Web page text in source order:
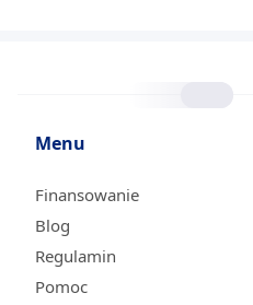
Menu
Finansowanie
Blog
Regulamin
Pomoc